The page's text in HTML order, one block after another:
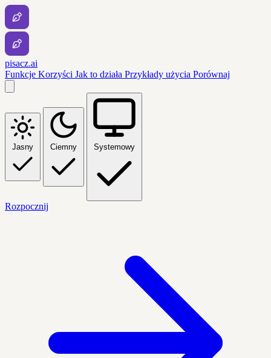
pisacz.ai
Funkcje Korzyści Jak to działa Przykłady użycia Porównaj
Jasny Ciemny Systemowy
Rozpocznij